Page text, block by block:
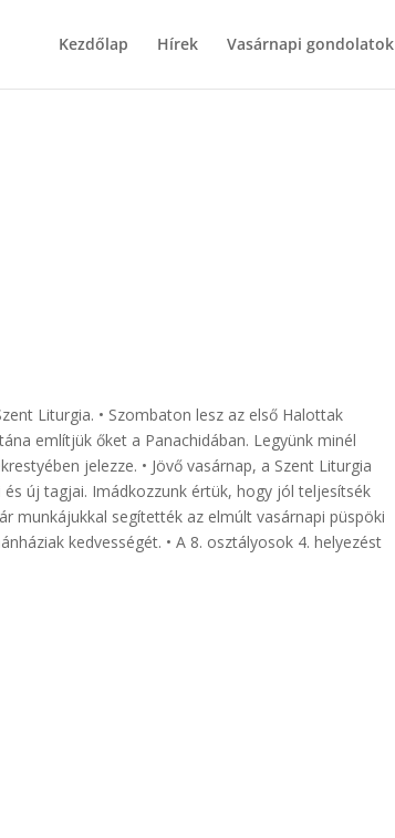
Kezdőlap Hírek Vasárnapi gondolatok
Liturgia. • Szombaton lesz az első Halottak
említjük őket a Panachidában. Legyünk minél
jelezze. • Jövő vasárnap, a Szent Liturgia
új tagjai. Imádkozzunk értük, hogy jól teljesítsék
munkájukkal segítették az elmúlt vasárnapi püspöki
kedvességét. • A 8. osztályosok 4. helyezést